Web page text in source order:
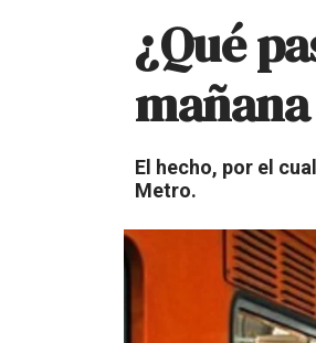
¿Qué
El hecho, por el
Metro.